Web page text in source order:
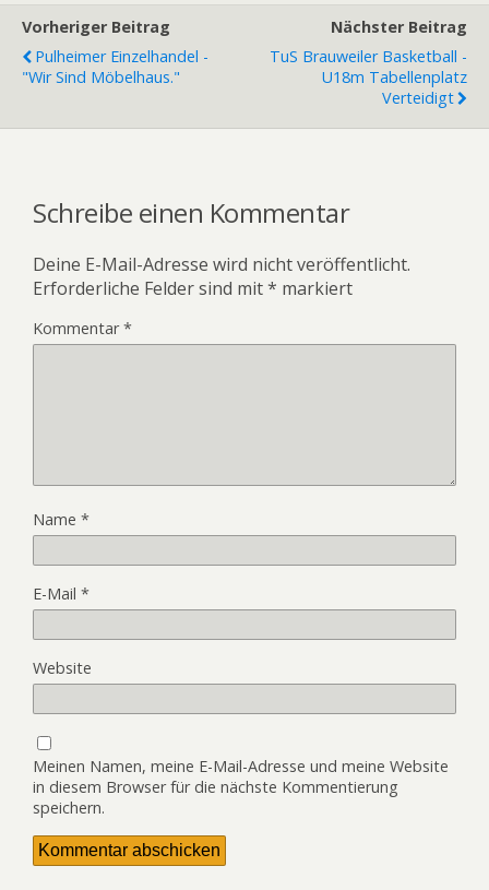
Vorheriger Beitrag
Pulheimer Einzelhandel -
"Wir Sind Möbelhaus."
Nächster Beitrag
TuS Brauweiler Basketball -
U18m Tabellenplatz
Verteidigt
Schreibe einen Kommentar
Deine E-Mail-Adresse wird nicht veröffentlicht.
Erforderliche Felder sind mit* markiert
Kommentar*
Name *
E-Mail *
Website
Meinen Namen, meine E-Mail-Adresse und meine Website
in diesem Browser für die nächste Kommentierung
speichern.